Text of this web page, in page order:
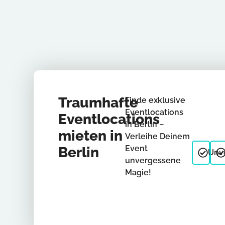
Traumhafte
Eventlocations
mieten in
Berlin
Finde exklusive
Eventlocations
in Berlin –
Verleihe Deinem
Event
unvergessene
Magie!